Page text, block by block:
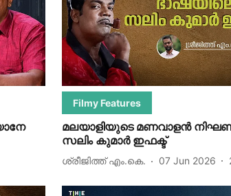
Filmy Features
മലയാളിയുടെ മണവാളന്‍
സലിം കുമാര്‍ ഇഫക്ട്
ശ്രീജിത്ത് എം.കെ. 07 Jun 2026